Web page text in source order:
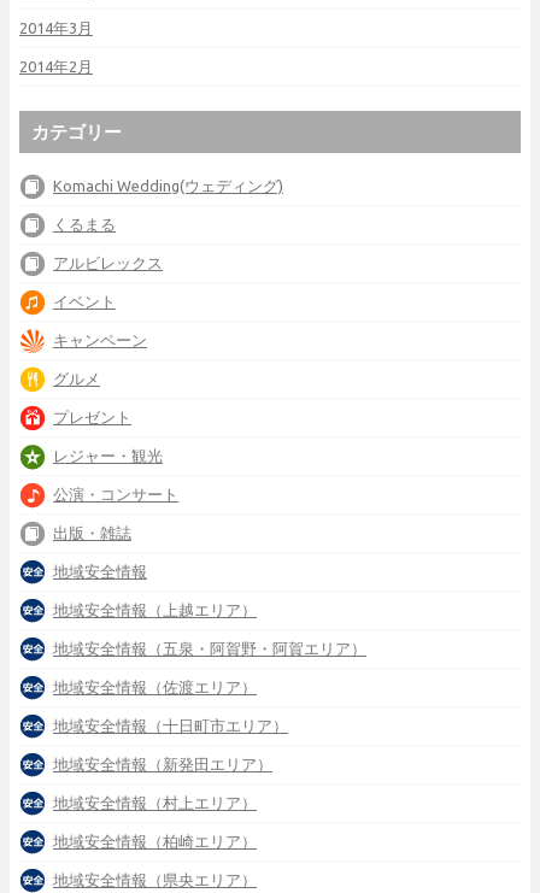
2014年3月
2014年2月
カテゴリー
Komachi Wedding(ウェディング)
くるまる
アルビレックス
イベント
キャンペーン
グルメ
プレゼント
レジャー・観光
公演・コンサート
出版・雑誌
地域安全情報
地域安全情報（上越エリア）
地域安全情報（五泉・阿賀野・阿賀エリア）
地域安全情報（佐渡エリア）
地域安全情報（十日町市エリア）
地域安全情報（新発田エリア）
地域安全情報（村上エリア）
地域安全情報（柏崎エリア）
地域安全情報（県央エリア）